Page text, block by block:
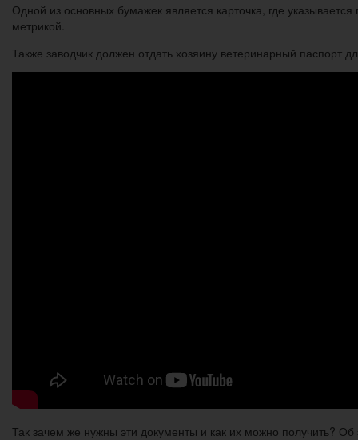
Одной из основных бумажек является карточка, где
метрикой.
Также заводчик должен отдать хозяину ветеринарный паспорт
Так зачем же нужны эти документы и как их можно получить?